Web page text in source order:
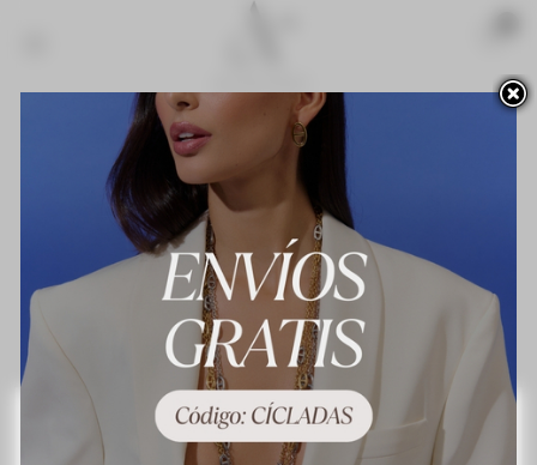
Acceso para profesionales
¡Lo más vendido! Contacte con nosotros
Terminos y condiciones de uso
Preguntas frecuentes Política de privacidad
Política de cookies Mapa del sitio
Este sitio web utiliza cookies propias y de terceros para mejorar nuestros servicios y
mostrarle publicidad relacionada con sus preferencias mediante el análisis de sus
hábitos de navegación. Para dar su consentimiento sobre su uso pulse el botón